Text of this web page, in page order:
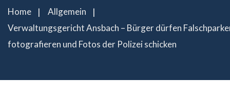
Home
Allgemein
Verwaltungsgericht Ansbach – Bürger dürfen
fotografieren und Fotos der Polizei schicken